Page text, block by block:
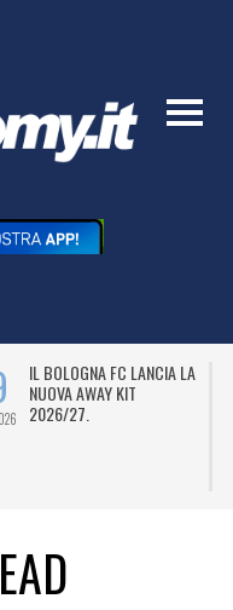
IL BOLOGNA FC LANCIA LA
NUOVA AWAY KIT
2026/27.